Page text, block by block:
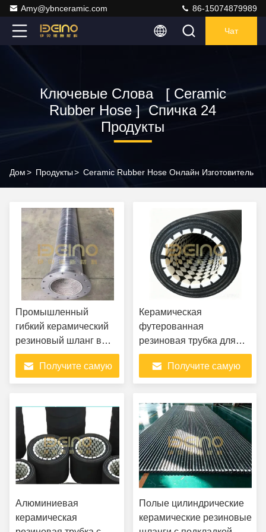
Amy@ybnceramic.com 86-15074879989
Чат
Ключевые Слова [ Ceramic
Rubber Hose ] Спичка 24
Продукты
Дом> Продукты> Ceramic Rubber Hose Онлайн Изготовитель
Промышленный
гибкий керамический
резиновый шланг в
тепловых
электростанциях
Получите самую
Керамическая
футерованная
резиновая трубка для
транспортировки горно-
обогатительных шламов
Получите самую
Алюминиевая
керамическая
Полые цилиндрические
керамические резиновые